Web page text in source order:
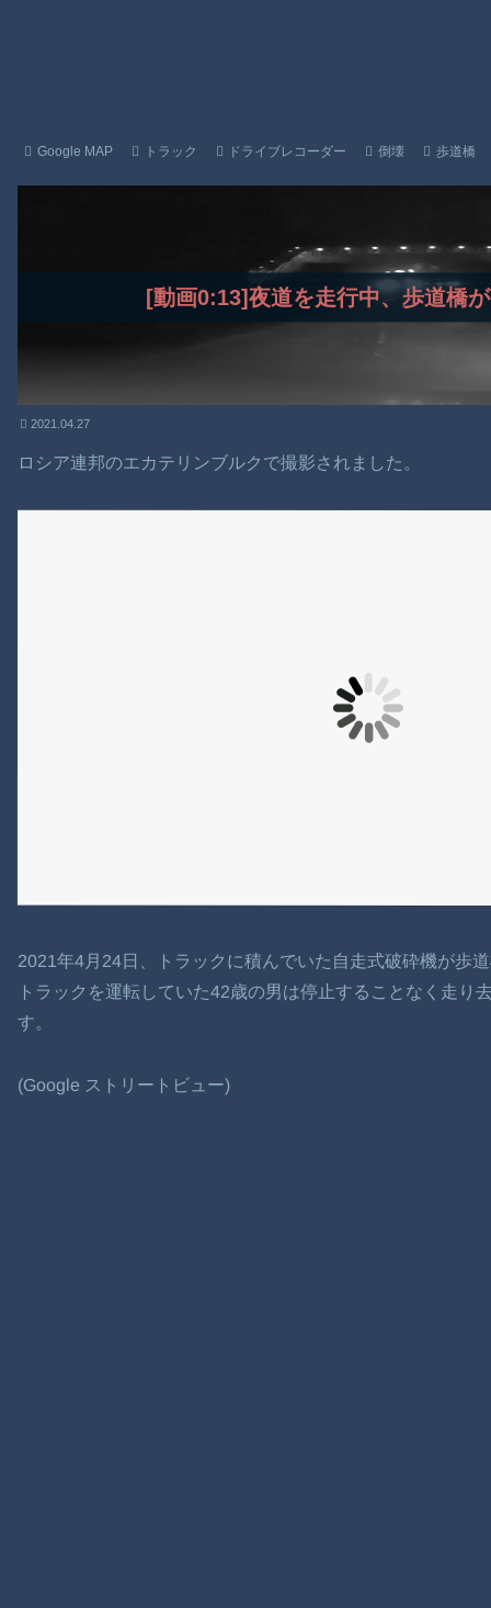
Google MAP トラック ドライブレコーダー 倒壊 歩道橋
[動画0:13]夜道を走行中、歩道橋
2021.04.27
ロシア連邦のエカテリンブルクで撮影されました。
2021年4月24日、トラックに積んでいた自走式破砕機が歩
トラックを運転していた42歳の男は停止することなく走り
す。
(Google ストリートビュー)